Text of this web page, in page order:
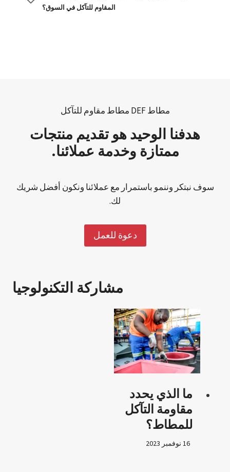
المقاوم للتآكل في السوق؟
مطاط DEF مطاط مقاوم للتآكل
هدفنا الوحيد هو تقديم منتجات
ممتازة وخدمة عملائنا.
سوف نبتكر وننمو باستمرار مع عملائنا ونكون أفضل شريك
لك.
دعوة للعمل
مشاركة التكنولوجيا
ما الذي يحدد
مقاومة التآكل
للمطاط؟
16 نوفمبر 2023